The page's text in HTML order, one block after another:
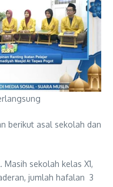
berikut asal sekolah dan
sekolah kelas X1,
jumlah hafalan 3